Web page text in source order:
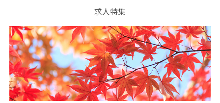
求人特集